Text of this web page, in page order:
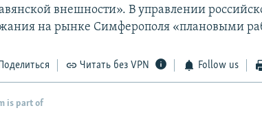
внешности». В управлении
на рынке Симферополя «плановыми
Поделиться Читать без VPN Follow us
is part of